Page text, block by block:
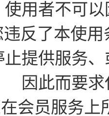
使用者不可
违反了本使
止提供服务
因此而要
在会员服务